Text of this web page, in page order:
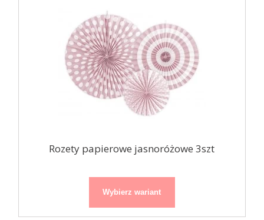
Rozety papierowe jasnoróżowe 3szt
Wybierz wariant